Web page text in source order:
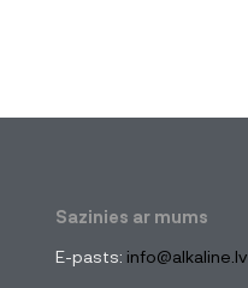
Sazinies ar mums
E-pasts: info@alkaline.lv